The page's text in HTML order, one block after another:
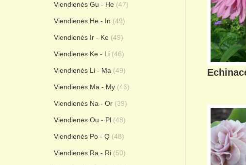
Viendienės Gu - He (47)
Viendienės He - In (49)
Viendienės Ir - Ke (49)
Viendienės Ke - Li (46)
Viendienės Li - Ma (49)
Viendienės Ma - My (46)
Viendienės Na - Or (39)
Viendienės Ou - Pl (48)
Viendienės Po - Q (48)
Viendienės Ra - Ri (50)